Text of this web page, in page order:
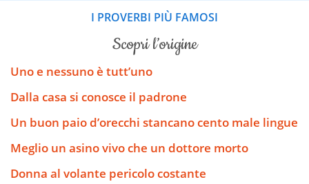
I PROVERBI PIÙ FAMOSI
scopri l’origine
Uno e nessuno è tutt’uno
Dalla casa si conosce il padrone
Un buon paio d’orecchi stancano cento male lingue
Meglio un asino vivo che un dottore morto
Donna al volante pericolo costante